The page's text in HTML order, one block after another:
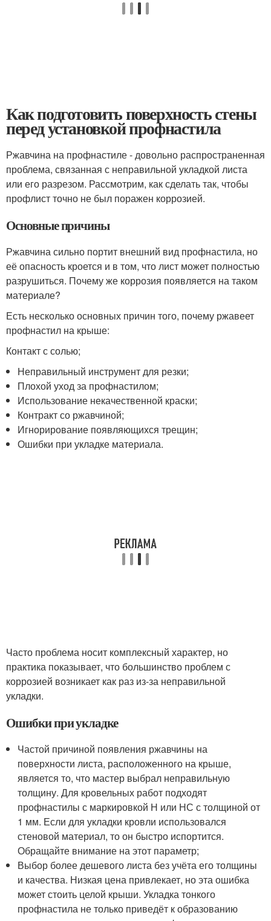
Как подготовить поверхность стены
перед установкой профнастила
Ржавчина на профнастиле - довольно распространенная
проблема, связанная с неправильной укладкой листа
или его разрезом. Рассмотрим, как сделать так, чтобы
профлист точно не был поражен коррозией.
Основные причины
Ржавчина сильно портит внешний вид профнастила, но
её опасность кроется и в том, что лист может полностью
разрушиться. Почему же коррозия появляется на таком
материале?
Есть несколько основных причин того, почему ржавеет
профнастил на крыше:
Контакт с солью;
Неправильный инструмент для резки;
Плохой уход за профнастилом;
Использование некачественной краски;
Контракт со ржавчиной;
Игнорирование появляющихся трещин;
Ошибки при укладке материала.
Часто проблема носит комплексный характер, но
практика показывает, что большинство проблем с
коррозией возникает как раз из-за неправильной
укладки.
Ошибки при укладке
Частой причиной появления ржавчины на
поверхности листа, расположенного на крыше,
является то, что мастер выбрал неправильную
толщину. Для кровельных работ подходят
профнастилы с маркировкой Н или НС с толщиной от
1 мм. Если для укладки кровли использовался
стеновой материал, то он быстро испортится.
Обращайте внимание на этот параметр;
Выбор более дешевого листа без учёта его толщины
и качества. Низкая цена привлекает, но эта ошибка
может стоить целой крыши. Укладка тонкого
профнастила не только приведёт к образованию